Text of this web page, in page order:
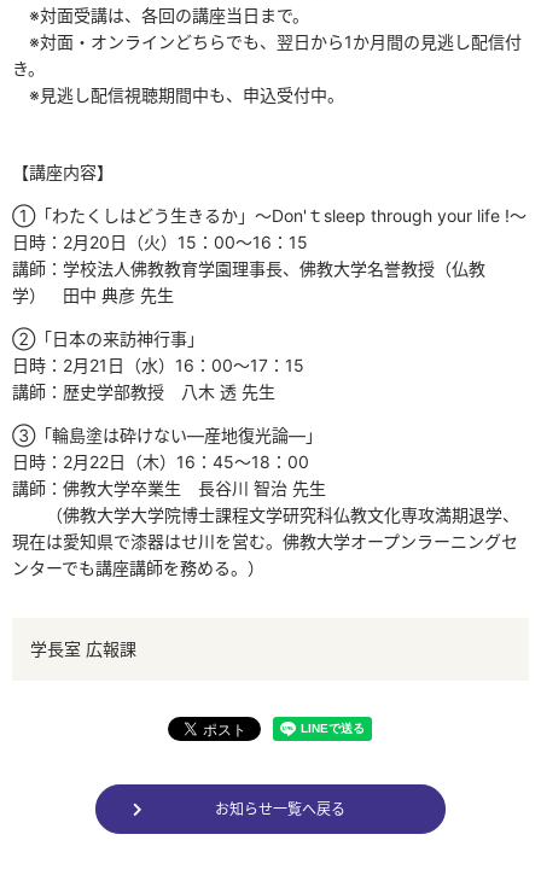
※対面受講は、各回の講座当日まで。
※対面・オンラインどちらでも、翌日から1か月間の見逃し配信付
き。
※見逃し配信視聴期間中も、申込受付中。
【講座内容】
①「わたくしはどう生きるか」～Don'ｔ sleep through your life !～
日時： 2月20日（火） 15 ： 00～16 ： 15
講師：学校法人佛教教育学園理事長、佛教大学名誉教授（仏教
学） 田中 典彦 先生
②「日本の来訪神行事」
日時： 2月21 日（水） 16 ： 00～17 ： 15
講師：歴史学部教授 八木 透 先生
③「輪島塗は砕けない―産地復光論―」
日時： 2月22日（木） 16 ： 45～18 ： 00
講師：佛教大学卒業生 長谷川 智治 先生
（佛教大学大学院博士課程文学研究科仏教文化専攻満期退学、
現在は愛知県で漆器はせ川を営む。佛教大学オープンラーニングセ
ンターでも講座講師を務める。）
学長室 広報課
お知らせ一覧へ戻る